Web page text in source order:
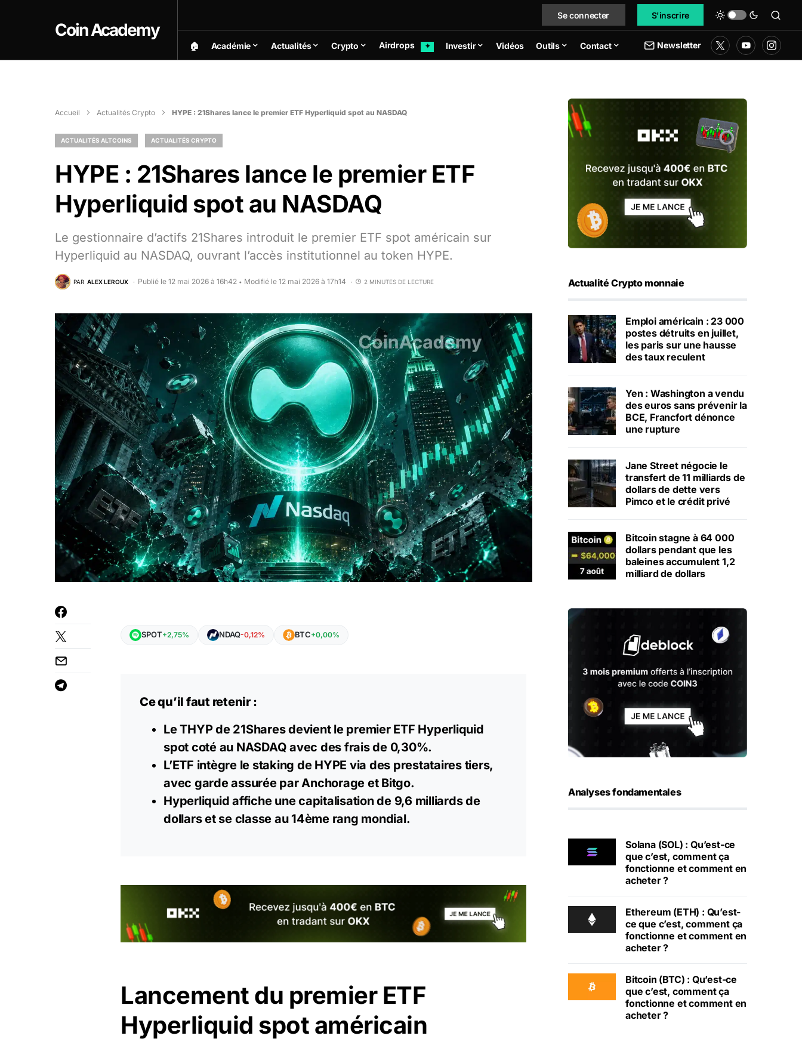
Coin Academy
Se connecter S'inscrire
🏠︎ Académie Actualités Crypto Airdrops ✦ Investir Vidéos Outils Contact Newsletter
Accueil Actualités Crypto HYPE : 21Shares lance le premier ETF Hyperliquid spot au NASDAQ
ACTUALITÉS ALTCOINS ACTUALITÉS CRYPTO
HYPE : 21Shares lance le premier ETF
Hyperliquid spot au NASDAQ
Le gestionnaire d’actifs 21Shares introduit le premier ETF spot américain sur
Hyperliquid au NASDAQ, ouvrant l’accès institutionnel au token HYPE.
PAR ALEX LEROUX Publié le 12 mai 2026 à 16h42 • Modifié le 12 mai 2026 à 17h14 2 MINUTES DE LECTURE
SPOT+2,75% NDAQ-0,12% BTC+0,00%
Ce qu’il faut retenir :
Le THYP de 21Shares devient le premier ETF Hyperliquid
spot coté au NASDAQ avec des frais de 0,30%.
L’ETF intègre le staking de HYPE via des prestataires tiers,
avec garde assurée par Anchorage et Bitgo.
Hyperliquid affiche une capitalisation de 9,6 milliards de
dollars et se classe au 14ème rang mondial.
Lancement du premier ETF
Hyperliquid spot américain
Actualité Crypto monnaie
Emploi américain : 23 000
postes détruits en juillet,
les paris sur une hausse
des taux reculent
Yen : Washington a vendu
des euros sans prévenir la
BCE, Francfort dénonce
une rupture
Jane Street négocie le
transfert de 11 milliards de
dollars de dette vers
Pimco et le crédit privé
Bitcoin stagne à 64 000
dollars pendant que les
baleines accumulent 1,2
milliard de dollars
Analyses fondamentales
Solana (SOL) : Qu’est-ce
que c’est, comment ça
fonctionne et comment en
acheter ?
Ethereum (ETH) : Qu’est-
ce que c’est, comment ça
fonctionne et comment en
acheter ?
Bitcoin (BTC) : Qu’est-ce
que c’est, comment ça
fonctionne et comment en
acheter ?